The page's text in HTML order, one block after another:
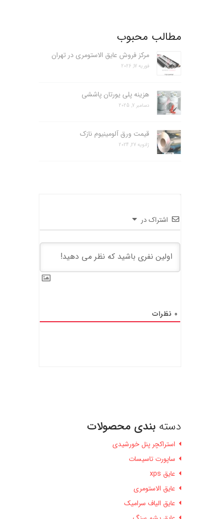
مطالب محبوب
مرکز فروش عایق الاستومری در تهران
فوریه 17, 2026
هزینه پلی یورتان پاششی
دسامبر 7, 2025
قیمت ورق آلومینیوم نازک
ژانویه 27, 2024
اشتراک در
0 نظرات
دسته بندی محصولات
استراکچر پنل خورشیدی
ساپورت تاسیسات
عایق xps
عایق الاستومری
عایق الیاف سرامیک